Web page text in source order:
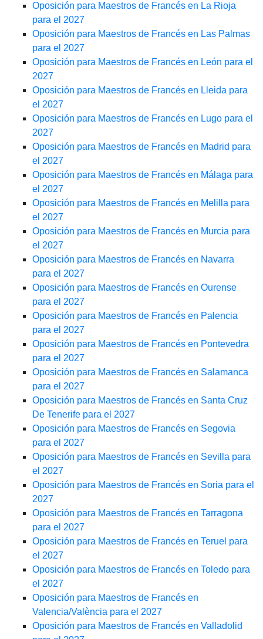
Oposición para Maestros de Francés en La Rioja
para el 2027
Oposición para Maestros de Francés en Las Palmas
para el 2027
Oposición para Maestros de Francés en León para el
2027
Oposición para Maestros de Francés en Lleida para
el 2027
Oposición para Maestros de Francés en Lugo para el
2027
Oposición para Maestros de Francés en Madrid para
el 2027
Oposición para Maestros de Francés en Málaga para
el 2027
Oposición para Maestros de Francés en Melilla para
el 2027
Oposición para Maestros de Francés en Murcia para
el 2027
Oposición para Maestros de Francés en Navarra
para el 2027
Oposición para Maestros de Francés en Ourense
para el 2027
Oposición para Maestros de Francés en Palencia
para el 2027
Oposición para Maestros de Francés en Pontevedra
para el 2027
Oposición para Maestros de Francés en Salamanca
para el 2027
Oposición para Maestros de Francés en Santa Cruz
De Tenerife para el 2027
Oposición para Maestros de Francés en Segovia
para el 2027
Oposición para Maestros de Francés en Sevilla para
el 2027
Oposición para Maestros de Francés en Soria para el
2027
Oposición para Maestros de Francés en Tarragona
para el 2027
Oposición para Maestros de Francés en Teruel para
el 2027
Oposición para Maestros de Francés en Toledo para
el 2027
Oposición para Maestros de Francés en
Valencia/València para el 2027
Oposición para Maestros de Francés en Valladolid